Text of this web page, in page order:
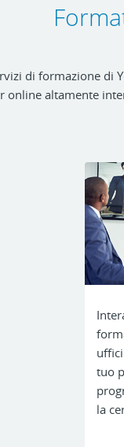
di formazione di
online altamente
tuo
la